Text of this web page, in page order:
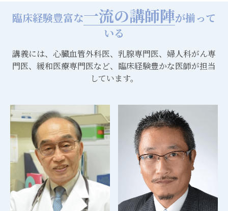
臨床経験豊富な一流の講師陣が揃って
いる
講義には、心臓血管外科医、乳腺専門医、婦人科がん専
門医、緩和医療専門医など、臨床経験豊かな医師が担当
しています。